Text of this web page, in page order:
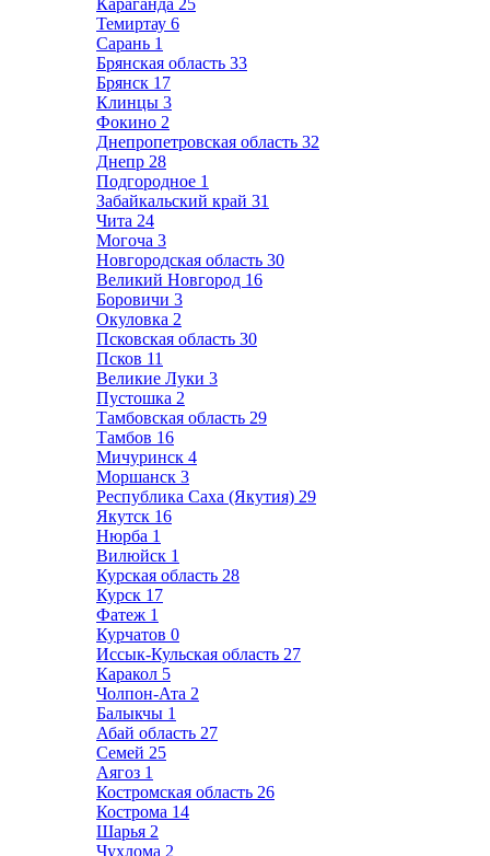
Караганда 25
Темиртау 6
Сарань 1
Брянская область 33
Брянск 17
Клинцы 3
Фокино 2
Днепропетровская область 32
Днепр 28
Подгородное 1
Забайкальский край 31
Чита 24
Могоча 3
Новгородская область 30
Великий Новгород 16
Боровичи 3
Окуловка 2
Псковская область 30
Псков 11
Великие Луки 3
Пустошка 2
Тамбовская область 29
Тамбов 16
Мичуринск 4
Моршанск 3
Республика Саха (Якутия) 29
Якутск 16
Нюрба 1
Вилюйск 1
Курская область 28
Курск 17
Фатеж 1
Курчатов 0
Иссык-Кульская область 27
Каракол 5
Чолпон-Ата 2
Балыкчы 1
Абай область 27
Семей 25
Аягоз 1
Костромская область 26
Кострома 14
Шарья 2
Чухлома 2